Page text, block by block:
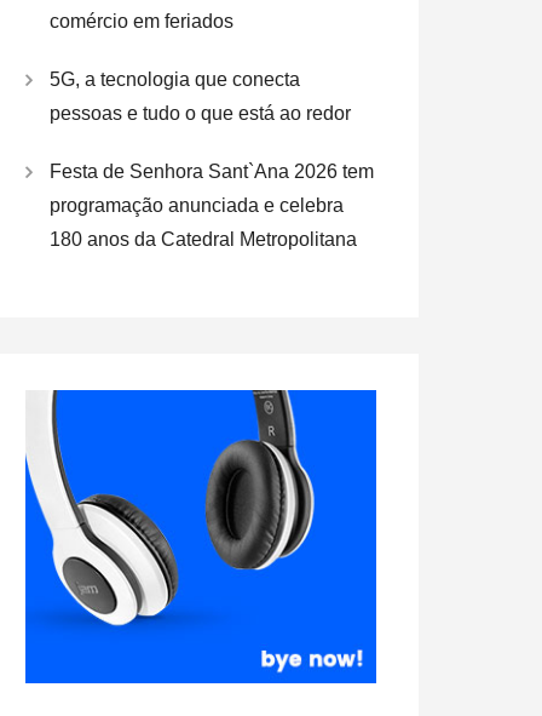
comércio em feriados
5G, a tecnologia que conecta
pessoas e tudo o que está ao redor
Festa de Senhora Sant`Ana 2026 tem
programação anunciada e celebra
180 anos da Catedral Metropolitana